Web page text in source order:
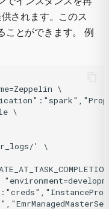
されます。このス
ことができます。 例
\
\
' \